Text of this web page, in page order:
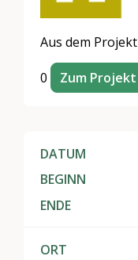
Aus dem Projekt
0 Zum Projekt
DATUM
BEGINN
ENDE
ORT